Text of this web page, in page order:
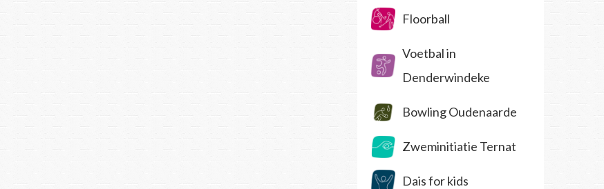
Floorball
Voetbal in
Denderwindeke
Bowling Oudenaarde
Zweminitiatie Ternat
Dais for kids